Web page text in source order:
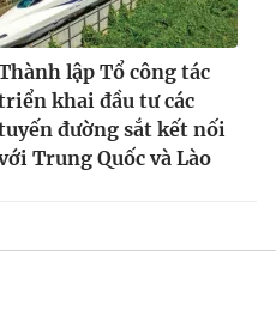
lập Tổ công tác
khai đầu tư các
đường sắt kết nối
Trung Quốc và Lào